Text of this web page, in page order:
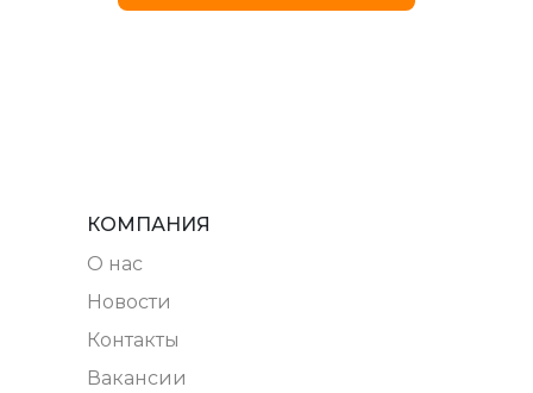
КОМПАНИЯ
O нас
Новости
Контакты
Вакансии